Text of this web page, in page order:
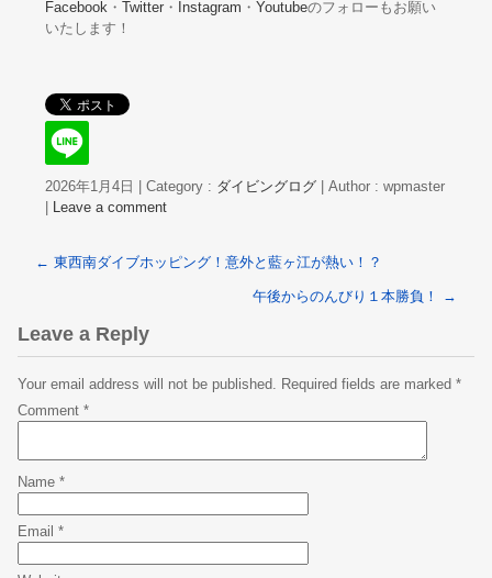
Facebook ・ Twitter ・ Instagram ・ Youtubeのフォローもお願い
いたします！
2026年1月4日 | Category : ダイビングログ | Author : wpmaster
| Leave a comment
← 東西南ダイブホッピング！意外と藍ヶ江が熱い！？
午後からのんびり１本勝負！ →
Leave a Reply
Your email address will not be published. Required fields are marked *
Comment *
Name *
Email *